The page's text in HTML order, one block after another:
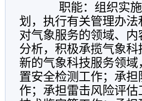
职能： 组织实
划，执行有关管理办
对气象服务的领域、
分析，积极承揽气象
新的气象科技服务领
置安全检测工作；承
作；承担雷击风险评